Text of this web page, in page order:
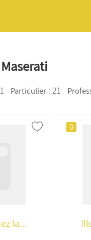
Particulier : 21
la...
0